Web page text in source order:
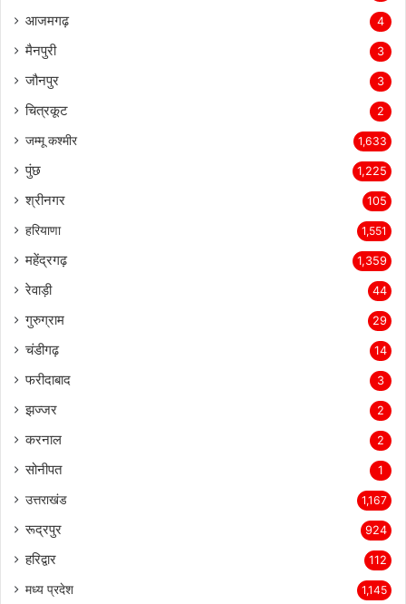
आजमगढ़ 4
मैनपुरी 3
जौनपुर 3
चित्रकूट 2
जम्मू कश्मीर 1,633
पुंछ 1,225
श्रीनगर 105
हरियाणा 1,551
महेंद्रगढ़ 1,359
रेवाड़ी 44
गुरुग्राम 29
चंडीगढ़ 14
फरीदाबाद 3
झज्जर 2
करनाल 2
सोनीपत 1
उत्तराखंड 1,167
रूद्रपुर 924
हरिद्वार 112
मध्य प्रदेश 1,145